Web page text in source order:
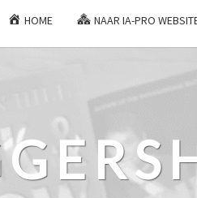
HOME NAAR IA-PRO